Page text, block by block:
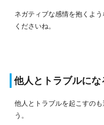
ネガティブな感情を抱くよ
くださいね。
他人とトラブルにな
他人とトラブルを起こすの
う。